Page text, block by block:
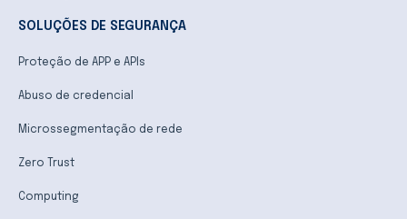
SOLUÇÕES DE SEGURANÇA
Proteção de APP e APIs
Abuso de credencial
Microssegmentação de rede
Zero Trust
Computing